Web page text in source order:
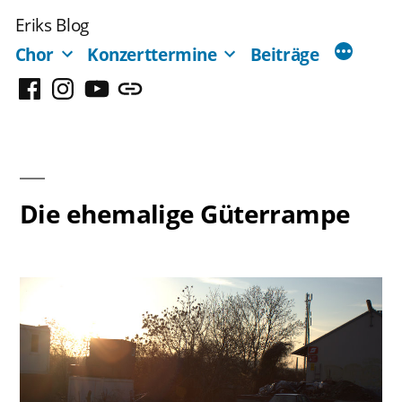
Inhalt
springen
Eriks Blog
Chor
Konzerttermine Beiträge
FacebookInstagram
YouTubeMastodon
Die ehemalige Güterrampe